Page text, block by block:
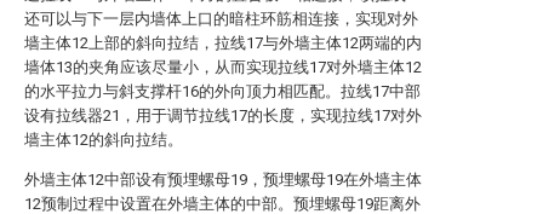
还可以与下一层内墙体上口的暗柱环筋相连接，实现对外
墙主体12上部的斜向拉结，拉线17与外墙主体12两端的内
墙体13的夹角应该尽量小，从而实现拉线17对外墙主体12
的水平拉力与斜支撑杆16的外向顶力相匹配。拉线17中部
设有拉线器21，用于调节拉线17的长度，实现拉线17对外
墙主体12的斜向拉结。
外墙主体12中部设有预埋螺母19，预埋螺母19在外墙主体
12预制过程中设置在外墙主体的中部。预埋螺母19距离外